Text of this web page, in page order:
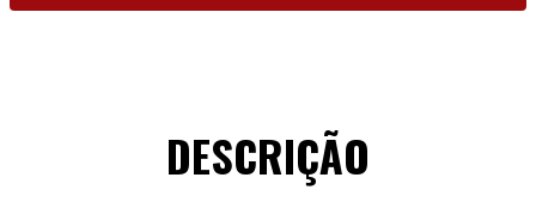
DESCRIÇÃO